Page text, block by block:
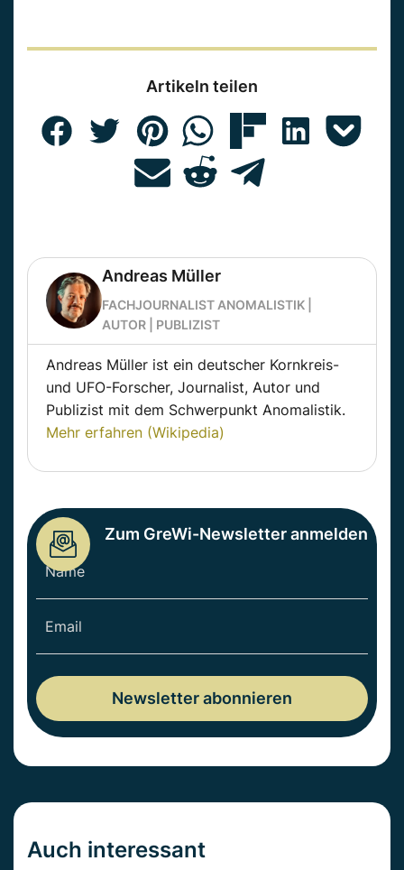
Artikeln teilen
Andreas Müller
FACHJOURNALIST ANOMALISTIK |
AUTOR | PUBLIZIST
Andreas Müller ist ein deutscher Kornkreis-
und UFO-Forscher, Journalist, Autor und
Publizist mit dem Schwerpunkt Anomalistik.
Mehr erfahren (Wikipedia)
Zum GreWi-Newsletter anmelden
Auch interessant